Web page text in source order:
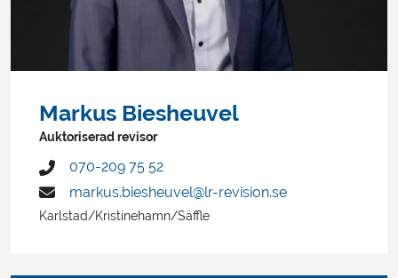
Markus Biesheuvel
Auktoriserad revisor
070-209 75 52
markus.biesheuvel@lr-revision.se
Karlstad/Kristinehamn/Säffle